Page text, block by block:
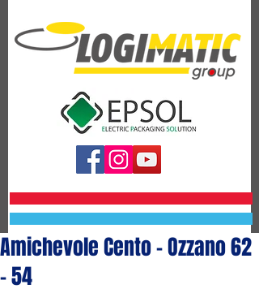
Amichevole Cento - Ozzano 62
- 54